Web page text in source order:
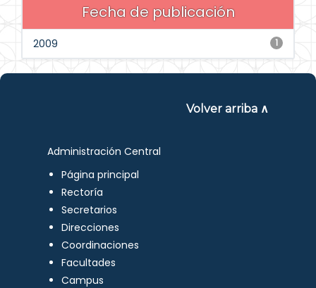
Fecha de publicación
1
2009
Volver arriba ∧
Administración Central
Página principal
Rectoría
Secretarios
Direcciones
Coordinaciones
Facultades
Campus